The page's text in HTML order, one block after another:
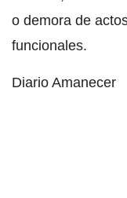
o demora de
funcionales.
Diario Amanecer